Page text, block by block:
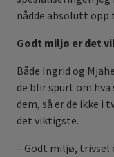
nådde absolutt
Godt miljø er det
Både Ingrid og
de blir spurt om
dem, så er de ikke i
det viktigste.
– Godt miljø, trivsel